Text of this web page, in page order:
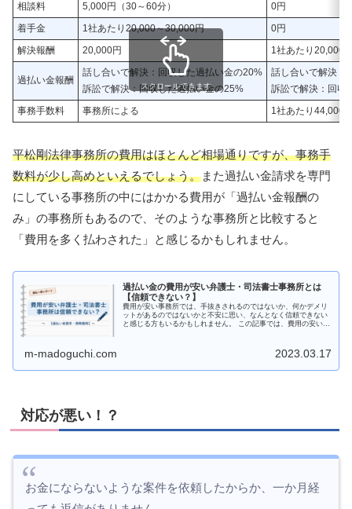
相談料
5,000円（30～60分）
0円
着手金
1社あたり20,000～30,000円
0円
解決報酬
20,000円 1社あたり20,000
過払い金報酬
話し合いで解決：回収した過払い金の20%
訴訟で解決：回収した過払い金の25%
話し合いで解決：
訴訟で解決：回収
事務手数料
事務所による 1社あたり44,000
スクロールできます
平松剛法律事務所の費用はほとんど相場通りですが、事務手
数料が少し高めといえるでしょう。また過払い金請求を専門
にしている事務所の中にはかかる費用が「過払い金報酬の
み」の事務所もあるので、そのような事務所と比較すると
「費用を多く払わされた」と感じるかもしれません。
過払い金の費用が安い弁護士・司法書士事務所とは
【信頼できない？】
費用が安い事務所では、手抜きされるのではないか、何かデメリ
ットがあるのではないかと不安に思い、なんとなく信頼できない
と感じる方もいるかもしれません。 この記事では、費用の安い過
m-madoguchi.com 2023.03.17
対応が悪い！？
お金にならないような案件を依頼したからか、一か月経